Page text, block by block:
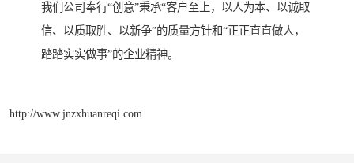
我们公司奉行“创意”秉承“客户至上，以人为本、以诚取
信、以质取胜、以新争”的质量方针和“正正直直做人，
踏踏实实做事”的企业精神。
http://www.jnzxhuanreqi.com